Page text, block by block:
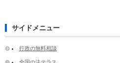
サイドメニュー
行政の無料相談
全国の法テラス